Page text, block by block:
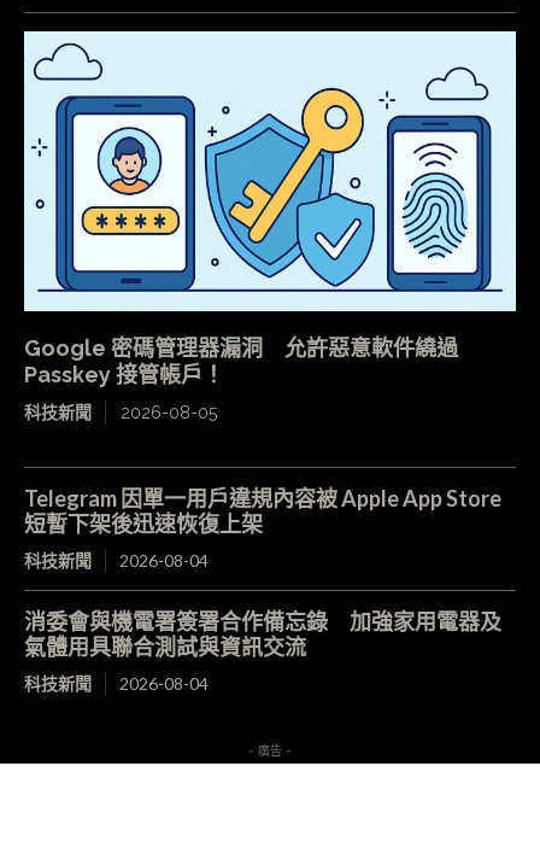
Google 密碼管理器漏洞 允許惡意軟件繞過
Passkey 接管帳戶！
科技新聞 2026-08-05
Telegram 因單一用戶違規內容被 Apple App Store
短暫下架後迅速恢復上架
科技新聞 2026-08-04
消委會與機電署簽署合作備忘錄 加強家用電器及
氣體用具聯合測試與資訊交流
科技新聞 2026-08-04
- 廣告 -